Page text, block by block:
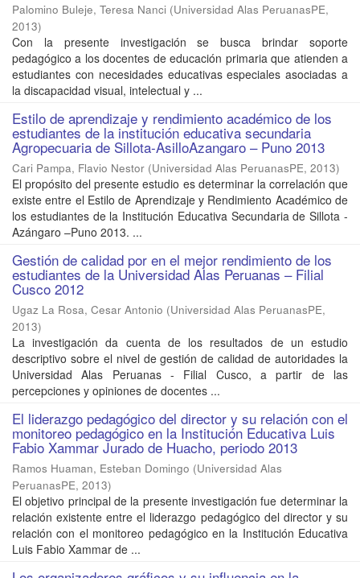
Palomino Buleje, Teresa Nanci (Universidad Alas PeruanasPE,
2013)
Con la presente investigación se busca brindar soporte
pedagógico a los docentes de educación primaria que atienden a
estudiantes con necesidades educativas especiales asociadas a
la discapacidad visual, intelectual y ...
Estilo de aprendizaje y rendimiento académico de los
estudiantes de la institución educativa secundaria
Agropecuaria de Sillota-AsilloAzangaro – Puno 2013
Cari Pampa, Flavio Nestor (Universidad Alas PeruanasPE, 2013)
El propósito del presente estudio es determinar la correlación que
existe entre el Estilo de Aprendizaje y Rendimiento Académico de
los estudiantes de la Institución Educativa Secundaria de Sillota -
Azángaro –Puno 2013. ...
Gestión de calidad por en el mejor rendimiento de los
estudiantes de la Universidad Alas Peruanas – Filial
Cusco 2012
Ugaz La Rosa, Cesar Antonio (Universidad Alas PeruanasPE,
2013)
La investigación da cuenta de los resultados de un estudio
descriptivo sobre el nivel de gestión de calidad de autoridades la
Universidad Alas Peruanas - Filial Cusco, a partir de las
percepciones y opiniones de docentes ...
El liderazgo pedagógico del director y su relación con el
monitoreo pedagógico en la Institución Educativa Luis
Fabio Xammar Jurado de Huacho, periodo 2013
Ramos Huaman, Esteban Domingo (Universidad Alas
PeruanasPE, 2013)
El objetivo principal de la presente investigación fue determinar la
relación existente entre el liderazgo pedagógico del director y su
relación con el monitoreo pedagógico en la Institución Educativa
Luis Fabio Xammar de ...